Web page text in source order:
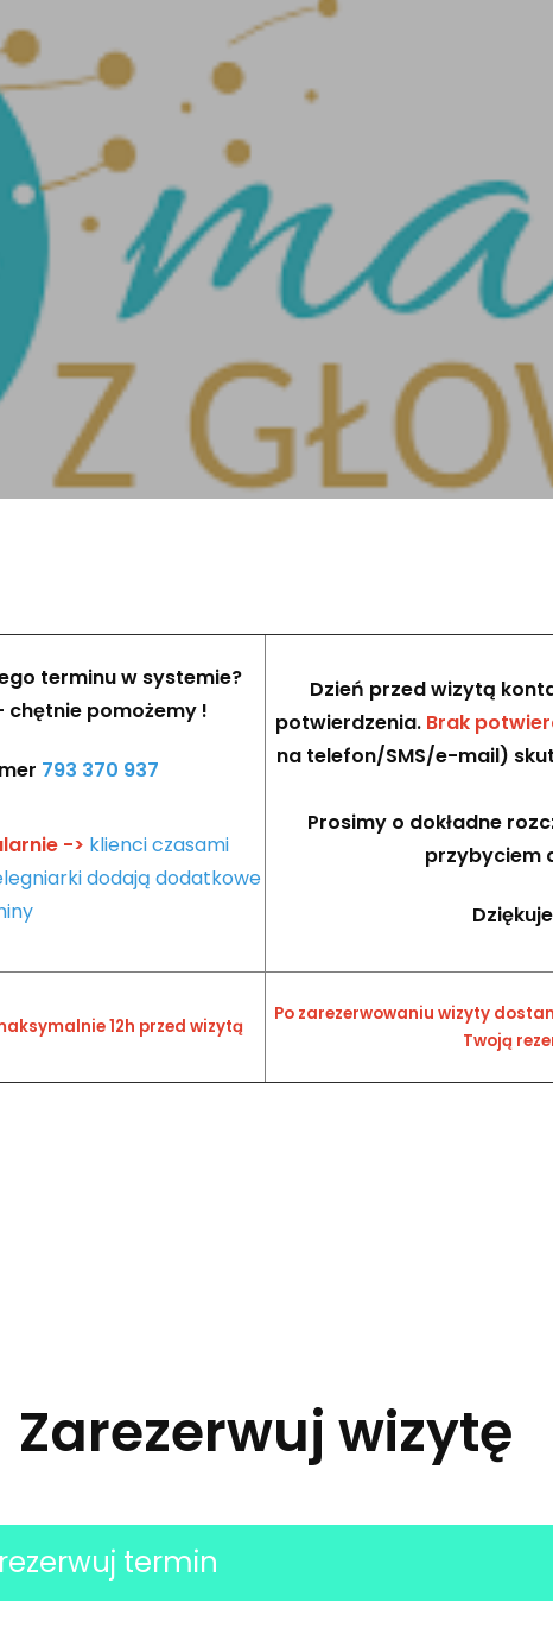
terminu w systemie?
chętnie pomożemy !
793 370 937
-> klienci czasami
dodają dodatkowe
Dzień przed wizytą
potwierdzenia. Brak
na telefon/SMS/e-mail)
Prosimy o dokładne
przybyciem
12h przed wizytą
Po zarezerwowaniu wizyty
Twoją
Zarezerwuj wizytę
termin